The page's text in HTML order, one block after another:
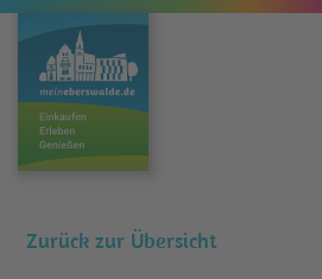
Home
Einkaufen & Genießen
Zurück zur Übersicht